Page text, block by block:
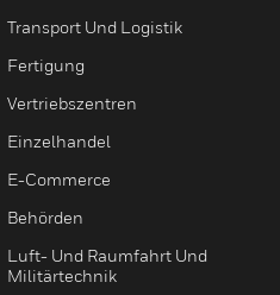
Transport Und Logistik
Fertigung
Vertriebszentren
Einzelhandel
E-Commerce
Behörden
Luft- Und Raumfahrt Und
Militärtechnik